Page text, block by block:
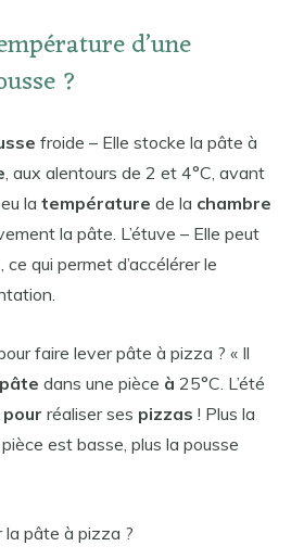
d’une
?
froide – Elle stocke la pâte à
, aux alentours de 2 et 4°C, avant
la température de la chambre
la pâte. L’étuve – Elle peut
ce qui permet d’accélérer le
faire lever pâte à pizza ? « Il
pâte dans une pièce à 25°C. L’été
pour réaliser ses pizzas ! Plus la
est basse, plus la pousse
pâte à pizza ?